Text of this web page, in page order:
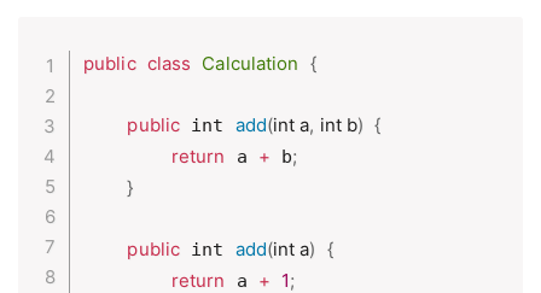
public class Calculation {
public int add(int a, int b) {
return a + b;
}
public int add(int a) {
return a + 1;